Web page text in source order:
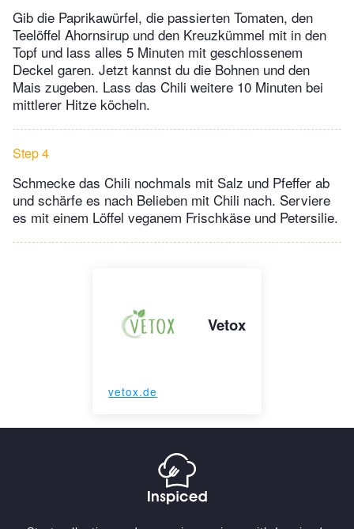
Gib die Paprikawürfel, die passierten Tomaten, den
Teelöffel Ahornsirup und den Kreuzkümmel mit in den
Topf und lass alles 5 Minuten mit geschlossenem
Deckel garen. Jetzt kannst du die Bohnen und den
Mais zugeben. Lass das Chili weitere 10 Minuten bei
mittlerer Hitze köcheln.
Step 4
Schmecke das Chili nochmals mit Salz und Pfeffer ab
und schärfe es nach Belieben mit Chili nach. Serviere
es mit einem Löffel veganem Frischkäse und Petersilie.
Vetox
vetox.de